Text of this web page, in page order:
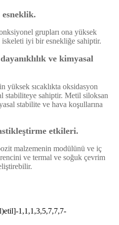
grupları ona yüksek
iskeleti iyi bir esnekliğe sahiptir.
ve kimyasal
yüksek sıcaklıkta oksidasyon
stabiliteye sahiptir. Metil siloksan
stabilite ve hava koşullarına
etkileri.
malzemenin modülünü ve iç
ve termal ve soğuk çevrim
1,1,1,3,5,7,7,7-